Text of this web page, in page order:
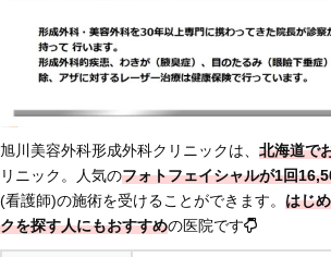
旭川美容外科形成外科クリニックは、 北海道で
リニック。人気のフォトフェイシャルが1回
(看護師)の施術を受けることができます。 はじ
クを探す人にもおすすめの医院です